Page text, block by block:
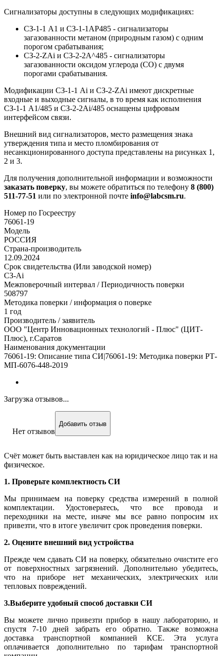
Сигнализаторы доступны в следующих модификациях:
СЗ-1-1 А1 и СЗ-1-1АР485 - сигнализаторы
загазованности метаном (природным газом) с одним
порогом срабатывания;
СЗ-2-ZAi и СЗ-2-2А^485 - сигнализаторы
загазованности оксидом углерода (СО) с двумя
порогами срабатывания.
Модификации СЗ-1-1 Аi и СЗ-2-ZAi имеют дискретные
входные и выходные сигналы, в то время как исполнения
СЗ-1-1 А1/485 и СЗ-2-2Ai/485 оснащены цифровым
интерфейсом связи.
Внешний вид сигнализаторов, место размещения знака
утверждения типа и место пломбирования от
несанкционированного доступа представлены на рисунках 1,
2 и 3.
Для получения дополнительной информации и возможности
заказать поверку, вы можете обратиться по телефону 8 (800)
511-77-51 или по электронной почте info@labcsm.ru.
Номер по Госреестру
76061-19
Модель
РОССИЯ
Страна-производитель
12.09.2024
Срок свидетельства (Или заводской номер)
СЗ-Ai
Межповерочный интервал / Периодичность поверки
508797
Методика поверки / информация о поверке
1 год
Производитель / заявитель
ООО "Центр Инновационных технологий - Плюс" (ЦИТ-
Плюс), г.Саратов
Наименования документации
76061-19: Описание типа СИ|76061-19: Методика поверки РТ-
МП-6076-448-2019
Загрузка отзывов...
Нет отзывов
Добавить отзыв
Счёт может быть выставлен как на юридическое лицо так и на
физическое.
1. Проверьте комплектность СИ
Мы принимаем на поверку средства измерений в полной
комплектации. Удостоверьтесь, что все провода и
переходники на месте, иначе мы все равно попросим их
привезти, что в итоге увеличит срок проведения поверки.
2. Оцените внешний вид устройства
Прежде чем сдавать СИ на поверку, обязательно очистите его
от поверхностных загрязнений. Дополнительно убедитесь,
что на приборе нет механических, электрических или
тепловых повреждений.
3.Выберите удобный способ доставки СИ
Вы можете лично привезти прибор в нашу лабораторию, и
спустя 7-10 дней забрать его обратно. Также возможна
доставка транспортной компанией КСЕ. Эта услуга
оплачивается дополнительно по тарифам транспортной